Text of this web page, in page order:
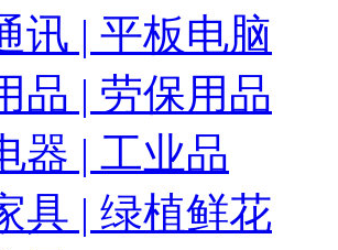
讯 | 平板电脑
品 | 劳保用品
器 | 工业品
具 | 绿植鲜花